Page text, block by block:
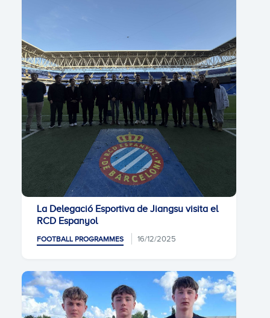
La Delegació Esportiva de Jiangsu visita el
RCD Espanyol
FOOTBALL PROGRAMMES 16/12/2025